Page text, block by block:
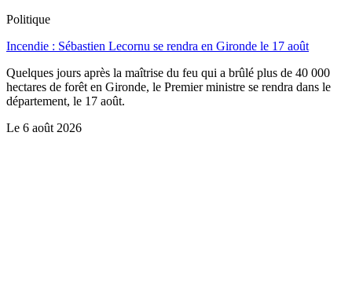
Politique
Incendie : Sébastien Lecornu se rendra en Gironde le 17 août
Quelques jours après la maîtrise du feu qui a brûlé plus de 40 000
hectares de forêt en Gironde, le Premier ministre se rendra dans le
département, le 17 août.
Le 6 août 2026